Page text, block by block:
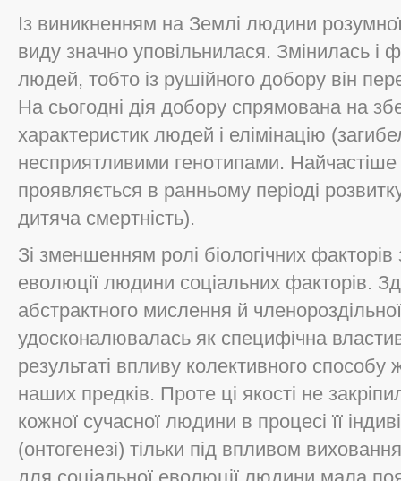
Із виникненням на Землі людини розумної
виду значно уповільнилася. Змінилась і
людей, тобто із рушійного добору він
На сьогодні дія добору спрямована на
характеристик людей і елімінацію
несприятливими генотипами. Найчастіше
проявляється в ранньому періоді
дитяча смертність).
Зі зменшенням ролі біологічних
еволюції людини соціальних факторів.
абстрактного мислення й
удосконалювалась як специфічна
результаті впливу колективного способу
наших предків. Проте ці якості не
кожної сучасної людини в процесі її
(онтогенезі) тільки під впливом